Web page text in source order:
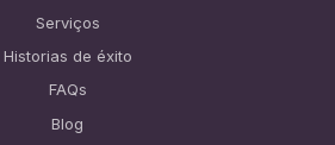
Serviços
Historias de éxito
FAQs
Blog